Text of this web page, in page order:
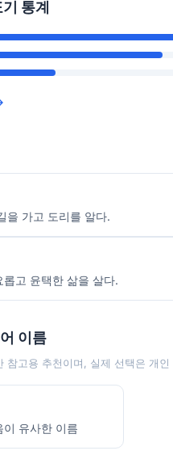
통계
을 가고 도리를 알다.
롭고 윤택한 삶을 살다.
이름
참고용 추천이며, 실제 선택은 개
유사한 이름